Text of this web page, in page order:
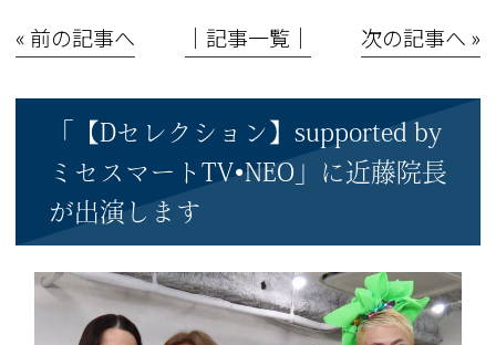
« 前の記事へ │記事一覧│ 次の記事へ »
「【Dセレクション】supported by
ミセスマートTV•NEO」に近藤院長
が出演します